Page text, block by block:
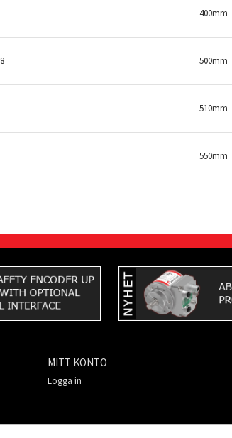
400mm
500mm
510mm
550mm
MITT KONTO
Logga in